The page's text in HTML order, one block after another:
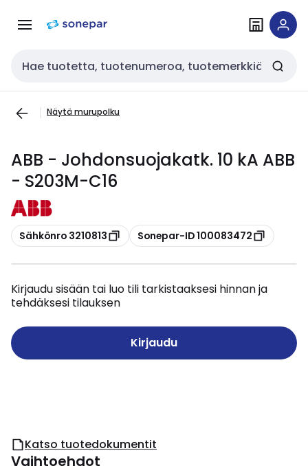
navigointiinsisältöön
Haku
Näytä murupolku
ABB - Johdonsuojakatk. 10 kA ABB
- S203M-C16
Kopioi
Sähkönro 3210813 Kopioi
Sonepar-ID 100083472
Kirjaudu sisään tai luo tili tarkistaaksesi hinnan ja
tehdäksesi tilauksen
Kirjaudu
Katso tuotedokumentit
Vaihtoehdot